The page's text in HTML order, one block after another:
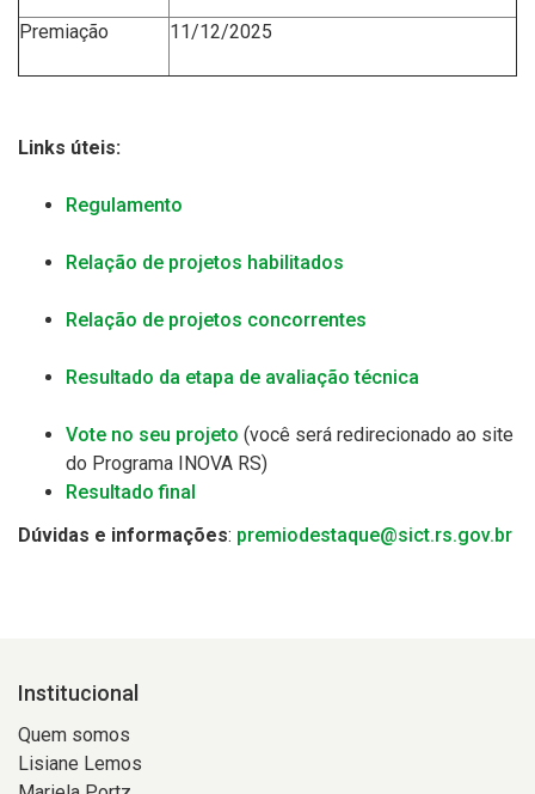
Premiação 11/12/2025
Links úteis:
Regulamento
Relação de projetos habilitados
Relação de projetos concorrentes
Resultado da etapa de avaliação técnica
Vote no seu projeto (você será redirecionado ao site
do Programa INOVA RS)
Resultado final
Dúvidas e informações: premiodestaque@sict.rs.gov.br
Institucional
Quem somos
Lisiane Lemos